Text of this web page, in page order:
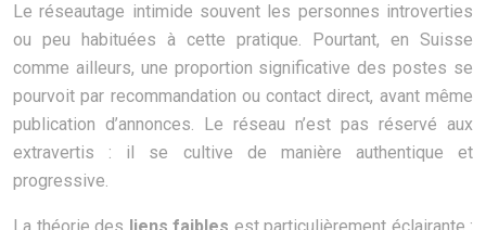
Le réseautage intimide souvent les personnes introverties
ou peu habituées à cette pratique. Pourtant, en Suisse
comme ailleurs, une proportion significative des postes se
pourvoit par recommandation ou contact direct, avant même
publication d’annonces. Le réseau n’est pas réservé aux
extravertis : il se cultive de manière authentique et
progressive.